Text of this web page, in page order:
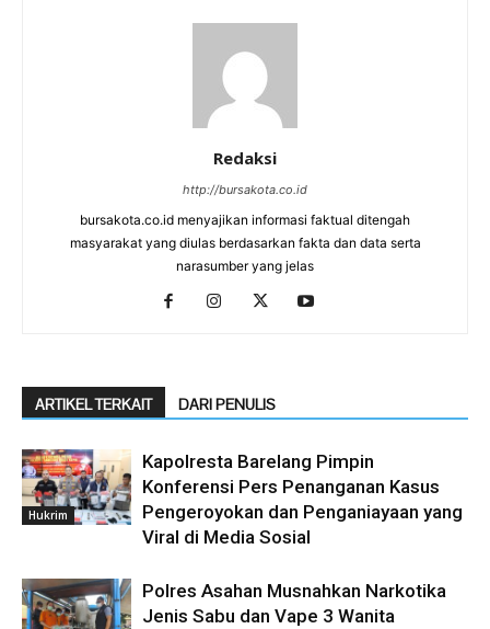
Redaksi
http://bursakota.co.id
bursakota.co.id menyajikan informasi faktual ditengah
masyarakat yang diulas berdasarkan fakta dan data serta
narasumber yang jelas
ARTIKEL TERKAIT DARI PENULIS
Hukrim
Kapolresta Barelang Pimpin
Konferensi Pers Penanganan Kasus
Pengeroyokan dan Penganiayaan yang
Viral di Media Sosial
Polres Asahan Musnahkan Narkotika
Jenis Sabu dan Vape 3 Wanita